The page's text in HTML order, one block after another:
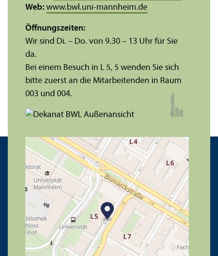
Bil
d:
X
e
ni
aM
ü
n
s
te
r
k
ö
t
t
e
r
Web: www.bwl.uni-mannheim.de
Öffnungs­zeiten:
Wir sind Di. – Do. von 9.30 – 13 Uhr für Sie
da.
Bei einem Besuch in L 5, 5 wenden Sie sich
bitte zuerst an die Mitarbeitenden in Raum
003 und 004.